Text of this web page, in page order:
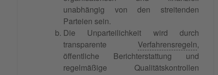
unabhängig von den streitenden
Parteien sein.
Die Unparteilichkeit wird durch
transparente Verfahrensregeln,
öffentliche Berichterstattung und
regelmäßige Qualitätskontrollen